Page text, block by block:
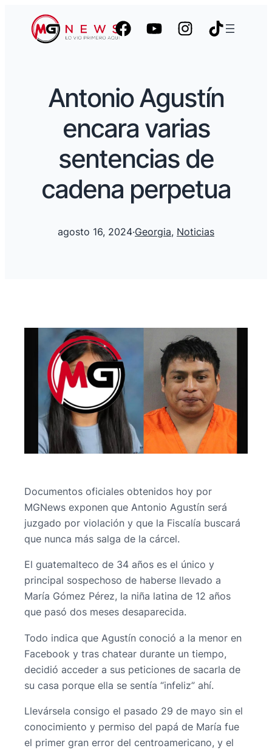
Antonio Agustín
encara varias
sentencias de
cadena perpetua
agosto 16, 2024·Georgia, Noticias
Documentos oficiales obtenidos hoy por
MGNews exponen que Antonio Agustín será
juzgado por violación y que la Fiscalía buscará
que nunca más salga de la cárcel.
El guatemalteco de 34 años es el único y
principal sospechoso de haberse llevado a
María Gómez Pérez, la niña latina de 12 años
que pasó dos meses desaparecida.
Todo indica que Agustín conoció a la menor en
Facebook y tras chatear durante un tiempo,
decidió acceder a sus peticiones de sacarla de
su casa porque ella se sentía “infeliz” ahí.
Llevársela consigo el pasado 29 de mayo sin el
conocimiento y permiso del papá de María fue
el primer gran error del centroamericano, y el